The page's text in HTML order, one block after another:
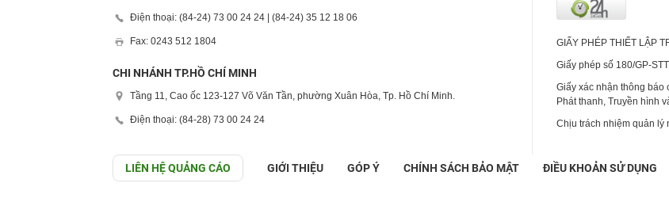
Điện thoại: (84-24) 73 00 24 24 | (84-24) 35 12 18 06
Fax: 0243 512 1804
CHI NHÁNH TP.HỒ CHÍ MINH
Tầng 11, Cao ốc 123-127 Võ Văn Tần, phường Xuân Hòa, Tp. Hồ Chí Minh.
Điện thoại: (84-28) 73 00 24 24
GIẤY PHÉP THIẾT LẬP
Giấy phép số 180/GP-
Giấy xác nhận thông báo
Phát thanh, Truyền hình
Chịu trách nhiệm quản lý
LIÊN HỆ QUẢNG CÁO GIỚI THIỆU GÓP Ý CHÍNH SÁCH BẢO MẬT ĐIỀU KHOẢN SỬ DỤNG